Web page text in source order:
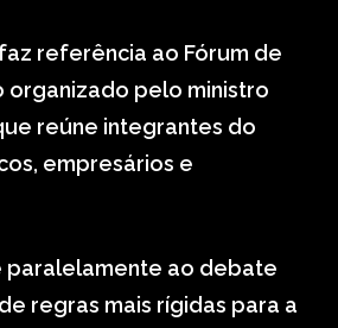
referência ao Fórum de
organizado pelo ministro
reúne integrantes do
empresários e
paralelamente ao debate
regras mais rígidas para a